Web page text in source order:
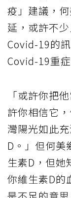
疫」建議，
延，或許不
Covid-19的
Covid-19重
「或許你把
許你相信它
灣陽光如此
D。」但何美
生素D，但她
你維生素D